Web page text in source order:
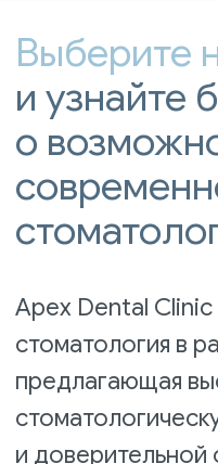
Apex Dental Clinic — это
стоматология в районе
стоматологическую
Мы всегда открыты для
услуг, чтобы вы понимали,
платите. Наша клиника
современным
используются
и протоколы
стоматологии